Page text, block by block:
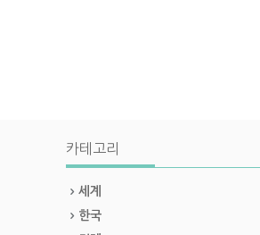
카테고리
세계
한국